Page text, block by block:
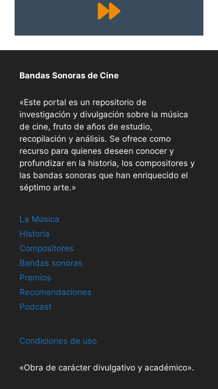
Bandas Sonoras de Cine
«Este portal es un repositorio de
investigación y divulgación sobre la música
de cine, fruto de años de estudio,
recopilación y análisis. Se ofrece como
recurso para quienes deseen conocer y
profundizar en la historia, los compositores y
las bandas sonoras que han enriquecido el
séptimo arte.»
La Música
Historia
Compositores
Bandas sonoras
Premios
Recomendaciones
Podcast
Condiciones de uso
«Obra de carácter divulgativo y académico».